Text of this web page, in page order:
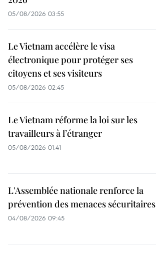
05/08/2026 03:55
Le Vietnam accélère le visa
électronique pour protéger ses
citoyens et ses visiteurs
05/08/2026 02:45
Le Vietnam réforme la loi sur les
travailleurs à l’étranger
05/08/2026 01:41
L'Assemblée nationale renforce la
prévention des menaces sécuritaires
04/08/2026 09:45